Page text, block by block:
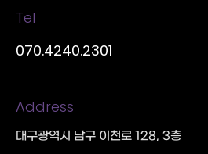
Tel
070.4240.2301
Address
대구광역시 남구 이천로 128, 3층